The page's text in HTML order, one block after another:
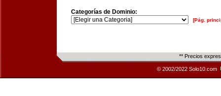
Categorías de Dominio:
[Pág.
** Precios
© 2002/2022 Solo10.com